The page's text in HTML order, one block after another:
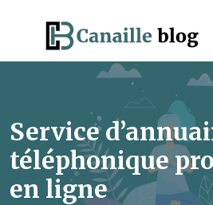
Service
téléphonique
en ligne